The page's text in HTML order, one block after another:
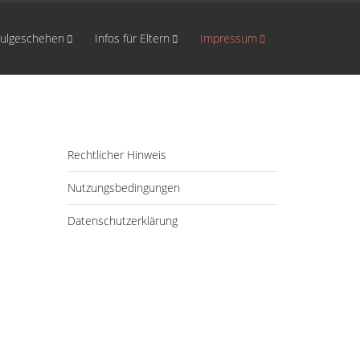
Infos für Eltern Impressum
Rechtlicher Hinweis
Nutzungsbedingungen
Datenschutzerklärung